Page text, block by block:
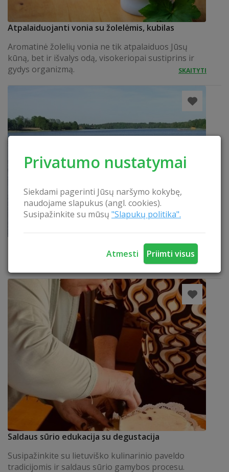
Privatumo nustatymai
Siekdami pagerinti Jūsų naršymo kokybę,
naudojame slapukus (angl. cookies).
Susipažinkite su mūsų "Slapukų politika".
Atmesti Priimti visus
Atpalaiduojanti vonia su žolelėmis, kubilas
Aromatinė žolelių vonia ne tik atpalaiduos Jūsų
kūną, bet ir išvalys odą, visokeriopai sustiprins ir
gydys organizmą.
SKAITYTI
SKAITYTI
Saldaus sūrio edukacija su degustacija
Susipažinkite su lietuviško kulinarinio paveldo
tradicijomis ir saldaus sūrio gamybos procesu.